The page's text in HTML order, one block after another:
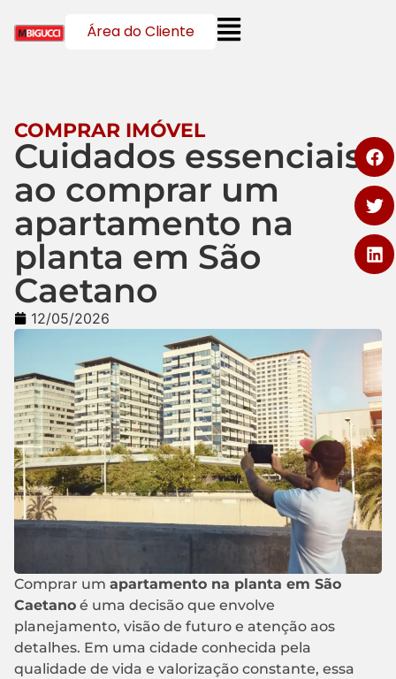
Área do Cliente
COMPRAR IMÓVEL
Cuidados essenciais
ao comprar um
apartamento na
planta em São
Caetano
12/05/2026
Comprar um apartamento na planta em São
Caetano é uma decisão que envolve
planejamento, visão de futuro e atenção aos
detalhes. Em uma cidade conhecida pela
qualidade de vida e valorização constante, essa